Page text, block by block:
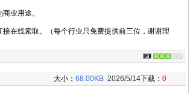
业用途。
在线索取。（每个行业只免费提供前三位，谢谢理
大小： 68.00KB 2026/5/14下载： 0